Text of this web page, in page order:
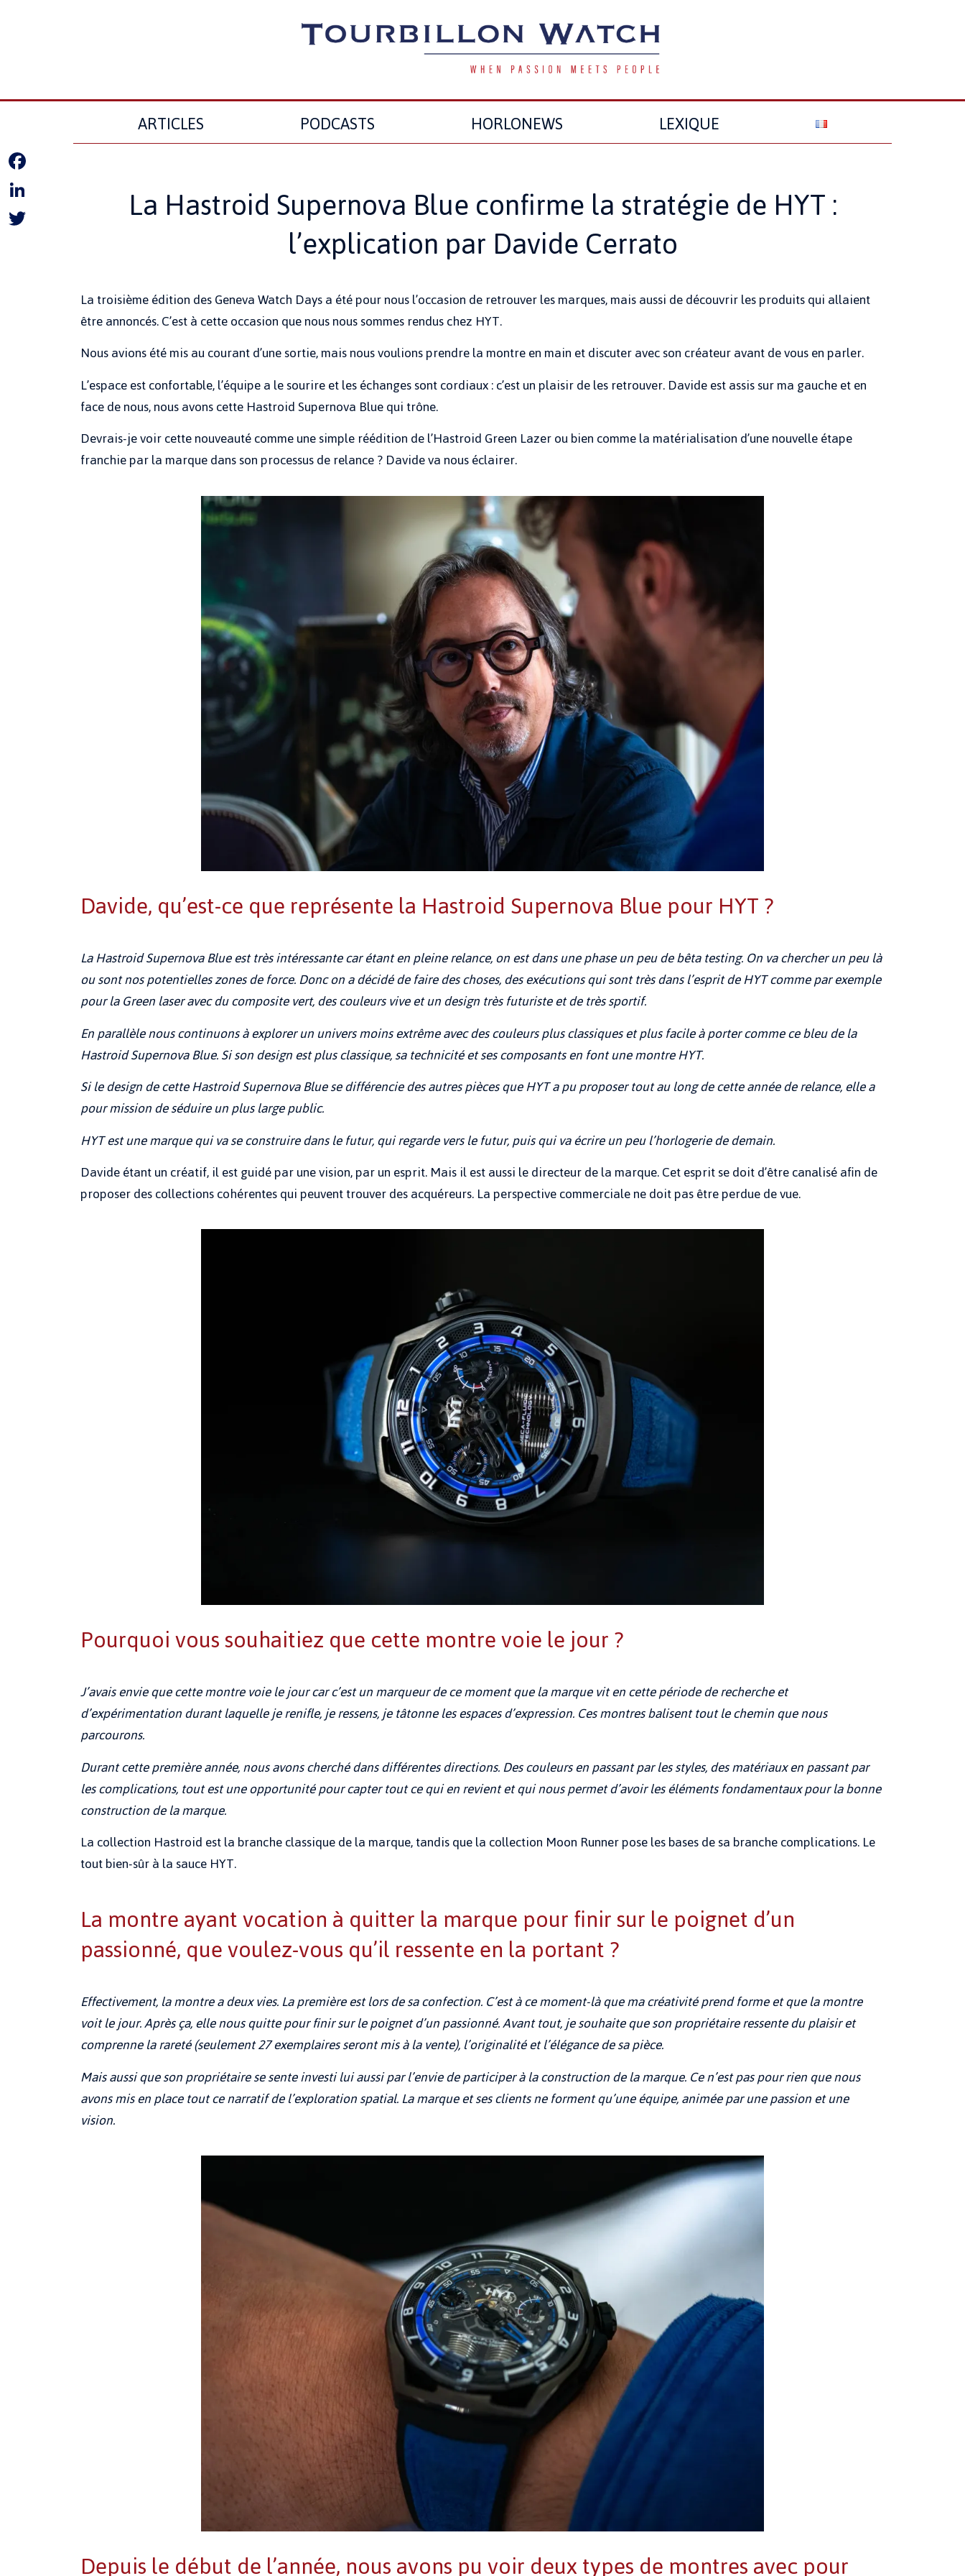
ARTICLES PODCASTS HORLONEWS LEXIQUE
La Hastroid Supernova Blue confirme la stratégie de HYT :
l’explication par Davide Cerrato
La troisième édition des Geneva Watch Days a été pour nous l’occasion de retrouver les marques, mais aussi de découvrir les produits qui allaient
être annoncés. C’est à cette occasion que nous nous sommes rendus chez HYT.
Nous avions été mis au courant d’une sortie, mais nous voulions prendre la montre en main et discuter avec son créateur avant de vous en parler.
L’espace est confortable, l’équipe a le sourire et les échanges sont cordiaux : c’est un plaisir de les retrouver. Davide est assis sur ma gauche et en
face de nous, nous avons cette Hastroid Supernova Blue qui trône.
Devrais-je voir cette nouveauté comme une simple réédition de l’Hastroid Green Lazer ou bien comme la matérialisation d’une nouvelle étape
franchie par la marque dans son processus de relance ? Davide va nous éclairer.
Davide, qu’est-ce que représente la Hastroid Supernova Blue pour HYT ?
La Hastroid Supernova Blue est très intéressante car étant en pleine relance, on est dans une phase un peu de bêta testing. On va chercher un peu là
ou sont nos potentielles zones de force. Donc on a décidé de faire des choses, des exécutions qui sont très dans l’esprit de HYT comme par exemple
pour la Green laser avec du composite vert, des couleurs vive et un design très futuriste et de très sportif.
En parallèle nous continuons à explorer un univers moins extrême avec des couleurs plus classiques et plus facile à porter comme ce bleu de la
Hastroid Supernova Blue. Si son design est plus classique, sa technicité et ses composants en font une montre HYT.
Si le design de cette Hastroid Supernova Blue se différencie des autres pièces que HYT a pu proposer tout au long de cette année de relance, elle a
pour mission de séduire un plus large public.
HYT est une marque qui va se construire dans le futur, qui regarde vers le futur, puis qui va écrire un peu l’horlogerie de demain.
Davide étant un créatif, il est guidé par une vision, par un esprit. Mais il est aussi le directeur de la marque. Cet esprit se doit d’être canalisé afin de
proposer des collections cohérentes qui peuvent trouver des acquéreurs. La perspective commerciale ne doit pas être perdue de vue.
Pourquoi vous souhaitiez que cette montre voie le jour ?
J’avais envie que cette montre voie le jour car c’est un marqueur de ce moment que la marque vit en cette période de recherche et
d’expérimentation durant laquelle je renifle, je ressens, je tâtonne les espaces d’expression. Ces montres balisent tout le chemin que nous
parcourons.
Durant cette première année, nous avons cherché dans différentes directions. Des couleurs en passant par les styles, des matériaux en passant par
les complications, tout est une opportunité pour capter tout ce qui en revient et qui nous permet d’avoir les éléments fondamentaux pour la bonne
construction de la marque.
La collection Hastroid est la branche classique de la marque, tandis que la collection Moon Runner pose les bases de sa branche complications. Le
tout bien-sûr à la sauce HYT.
La montre ayant vocation à quitter la marque pour finir sur le poignet d’un
passionné, que voulez-vous qu’il ressente en la portant ?
Effectivement, la montre a deux vies. La première est lors de sa confection. C’est à ce moment-là que ma créativité prend forme et que la montre
voit le jour. Après ça, elle nous quitte pour finir sur le poignet d’un passionné. Avant tout, je souhaite que son propriétaire ressente du plaisir et
comprenne la rareté (seulement 27 exemplaires seront mis à la vente), l’originalité et l’élégance de sa pièce.
Mais aussi que son propriétaire se sente investi lui aussi par l’envie de participer à la construction de la marque. Ce n’est pas pour rien que nous
avons mis en place tout ce narratif de l’exploration spatial. La marque et ses clients ne forment qu’une équipe, animée par une passion et une
vision.
Depuis le début de l’année, nous avons pu voir deux types de montres avec pour
Facebook
LinkedIn